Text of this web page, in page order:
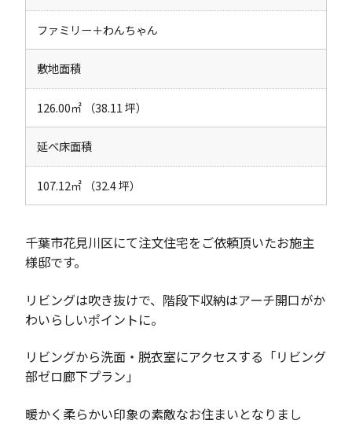
ファミリー＋わんちゃん
敷地面積
126.00㎡ （38.11 坪）
延べ床面積
107.12㎡ （32.4 坪）
千葉市花見川区にて注文住宅をご依頼頂いたお施主
様邸です。
リビングは吹き抜けで、階段下収納はアーチ開口がか
わいらしいポイントに。
リビングから洗面・脱衣室にアクセスする「リビング
部ゼロ廊下プラン」
暖かく柔らかい印象の素敵なお住まいとなりまし